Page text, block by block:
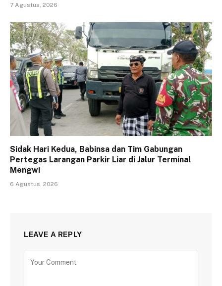
7 Agustus, 2026
Sidak Hari Kedua, Babinsa dan Tim Gabungan
Pertegas Larangan Parkir Liar di Jalur Terminal
Mengwi
6 Agustus, 2026
LEAVE A REPLY